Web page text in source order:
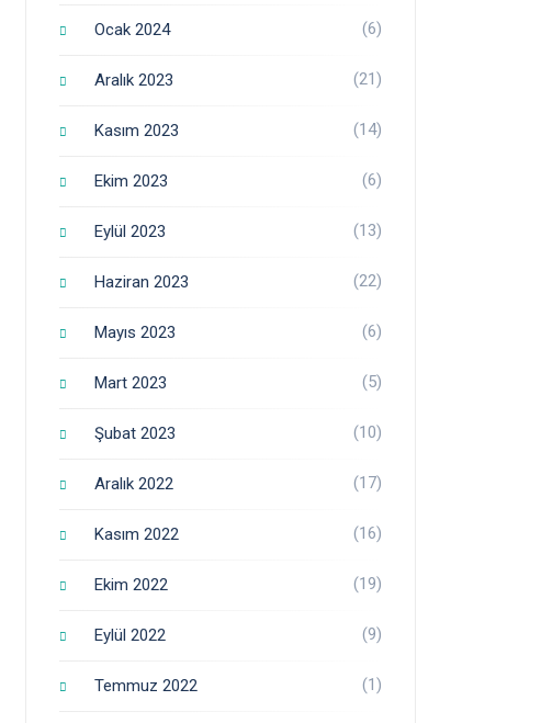
Ocak 2024 (6)
Aralık 2023 (21)
Kasım 2023 (14)
Ekim 2023 (6)
Eylül 2023 (13)
Haziran 2023 (22)
Mayıs 2023 (6)
Mart 2023 (5)
Şubat 2023 (10)
Aralık 2022 (17)
Kasım 2022 (16)
Ekim 2022 (19)
Eylül 2022 (9)
Temmuz 2022 (1)